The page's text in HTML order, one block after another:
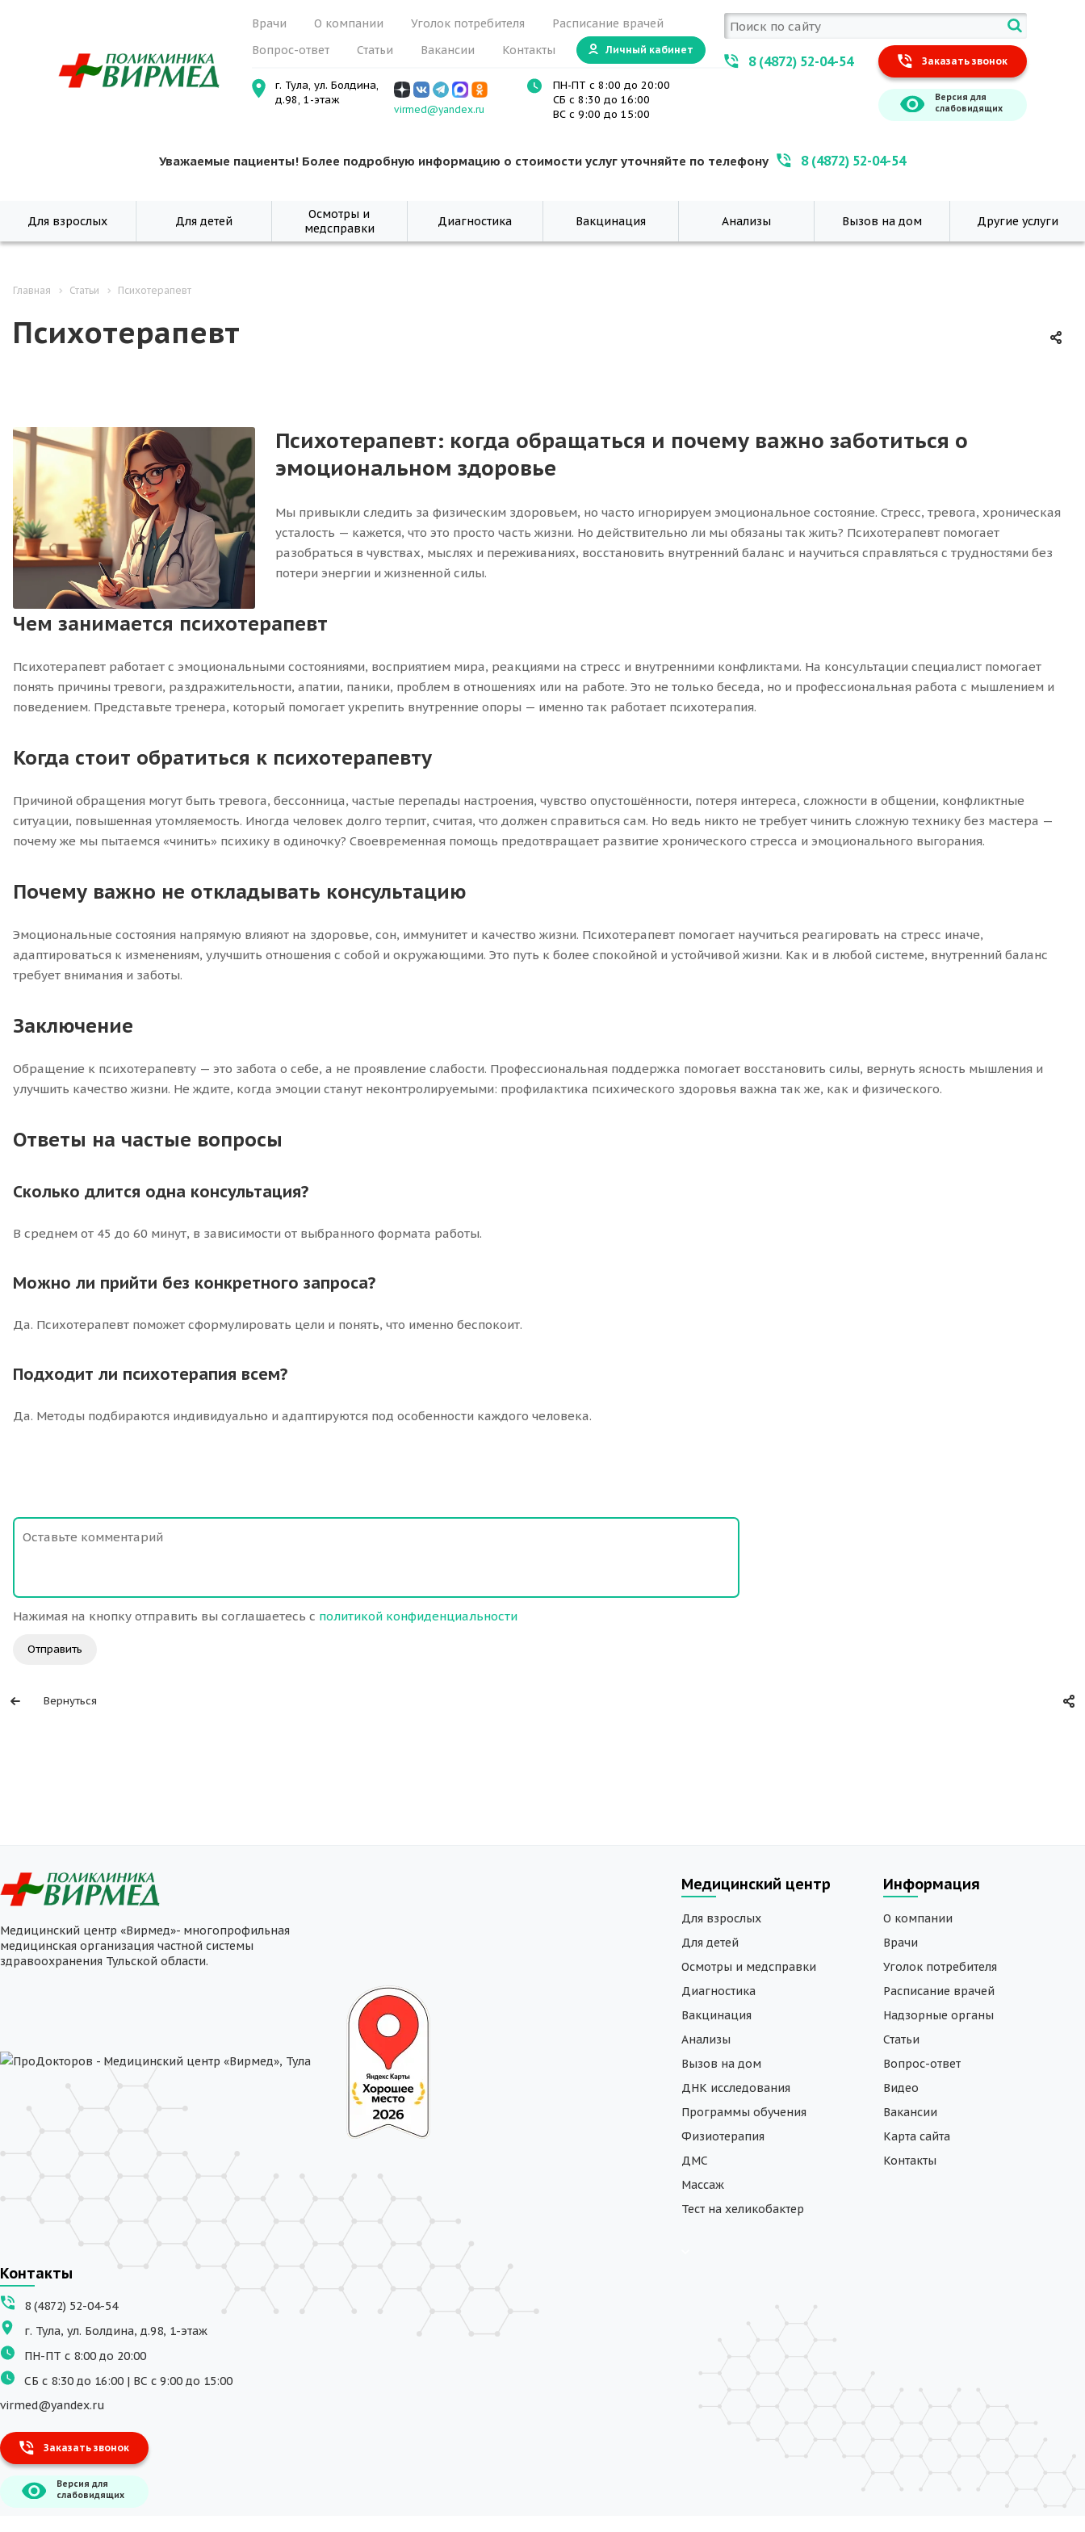
Врачи О компании Уголок потребителя
Расписание врачей
Вопрос-ответ
Статьи Вакансии Контакты Личный кабинет
г. Тула, ул. Болдина,
д.98, 1-этаж
virmed@yandex.ru
ПН-ПТ с 8:00 до 20:00
СБ с 8:30 до 16:00
ВС с 9:00 до 15:00
8 (4872) 52-04-54 Заказать звонок
Версия для
слабовидящих
Уважаемые пациенты! Более подробную информацию о стоимости услуг уточняйте по телефону 8 (4872) 52-04-54
Для взрослых Для детей
Осмотры и
медсправки
Диагностика Вакцинация Анализы Вызов на дом Другие услуги
Главная Статьи Психотерапевт
Психотерапевт
Психотерапевт: когда обращаться и почему важно заботиться о
эмоциональном здоровье
Мы привыкли следить за физическим здоровьем, но часто игнорируем эмоциональное состояние. Стресс, тревога, хроническая
усталость — кажется, что это просто часть жизни. Но действительно ли мы обязаны так жить? Психотерапевт помогает
разобраться в чувствах, мыслях и переживаниях, восстановить внутренний баланс и научиться справляться с трудностями без
потери энергии и жизненной силы.
Чем занимается психотерапевт
Психотерапевт работает с эмоциональными состояниями, восприятием мира, реакциями на стресс и внутренними конфликтами. На консультации специалист помогает
понять причины тревоги, раздражительности, апатии, паники, проблем в отношениях или на работе. Это не только беседа, но и профессиональная работа с мышлением и
поведением. Представьте тренера, который помогает укрепить внутренние опоры — именно так работает психотерапия.
Когда стоит обратиться к психотерапевту
Причиной обращения могут быть тревога, бессонница, частые перепады настроения, чувство опустошённости, потеря интереса, сложности в общении, конфликтные
ситуации, повышенная утомляемость. Иногда человек долго терпит, считая, что должен справиться сам. Но ведь никто не требует чинить сложную технику без мастера —
почему же мы пытаемся «чинить» психику в одиночку? Своевременная помощь предотвращает развитие хронического стресса и эмоционального выгорания.
Почему важно не откладывать консультацию
Эмоциональные состояния напрямую влияют на здоровье, сон, иммунитет и качество жизни. Психотерапевт помогает научиться реагировать на стресс иначе,
адаптироваться к изменениям, улучшить отношения с собой и окружающими. Это путь к более спокойной и устойчивой жизни. Как и в любой системе, внутренний баланс
требует внимания и заботы.
Заключение
Обращение к психотерапевту — это забота о себе, а не проявление слабости. Профессиональная поддержка помогает восстановить силы, вернуть ясность мышления и
улучшить качество жизни. Не ждите, когда эмоции станут неконтролируемыми: профилактика психического здоровья важна так же, как и физического.
Ответы на частые вопросы
Сколько длится одна консультация?
В среднем от 45 до 60 минут, в зависимости от выбранного формата работы.
Можно ли прийти без конкретного запроса?
Да. Психотерапевт поможет сформулировать цели и понять, что именно беспокоит.
Подходит ли психотерапия всем?
Да. Методы подбираются индивидуально и адаптируются под особенности каждого человека.
Нажимая на кнопку отправить вы соглашаетесь с политикой конфиденциальности
Отправить
Вернуться
Медицинский центр «Вирмед»- многопрофильная
медицинская организация частной системы
здравоохранения Тульской области.
Медицинский центр
Для взрослых
Для детей
Осмотры и медсправки
Диагностика
Вакцинация
Анализы
Вызов на дом
ДНК исследования
Программы обучения
Физиотерапия
ДМС
Массаж
Тест на хеликобактер
Информация
О компании
Врачи
Уголок потребителя
Расписание врачей
Надзорные органы
Статьи
Вопрос-ответ
Видео
Вакансии
Карта сайта
Контакты
Контакты
8 (4872) 52-04-54
г. Тула, ул. Болдина, д.98, 1-этаж
ПН-ПТ с 8:00 до 20:00
СБ с 8:30 до 16:00 | ВС с 9:00 до 15:00
virmed@yandex.ru
Заказать звонок
Версия для
слабовидящих